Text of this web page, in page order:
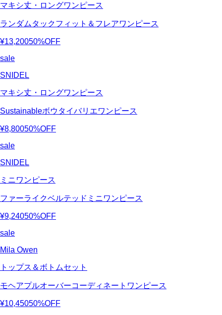
マキシ丈・ロングワンピース
ランダムタックフィット＆フレアワンピース
¥13,20050%OFF
sale
SNIDEL
マキシ丈・ロングワンピース
Sustainableボウタイバリエワンピース
¥8,80050%OFF
sale
SNIDEL
ミニワンピース
ファーライクベルテッドミニワンピース
¥9,24050%OFF
sale
Mila Owen
トップス＆ボトムセット
モヘアプルオーバーコーディネートワンピース
¥10,45050%OFF